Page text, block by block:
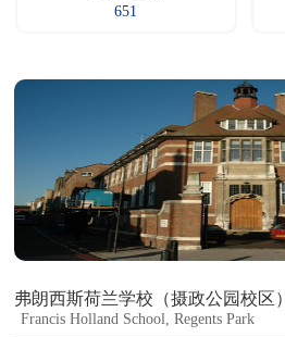
651
弗朗西斯荷兰学校（摄政公园校区）
Francis Holland School, Regents Park